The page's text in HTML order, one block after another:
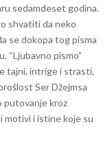
sedamdeset godina.
shvatiti da neko
se dokopa tog pisma
“Ljubavno pismo”
tajni, intrige i strasti,
Ser Džejmsa
putovanje kroz
motivi i istine koje su